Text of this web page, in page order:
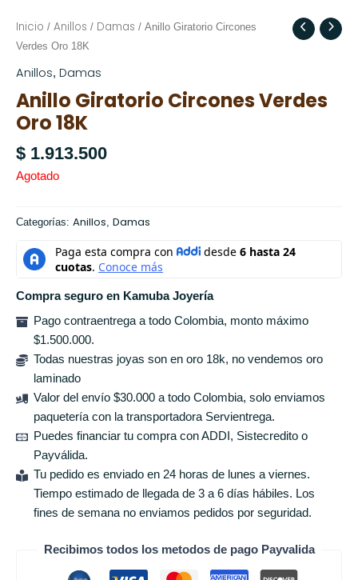
Inicio / Anillos / Damas / Anillo Giratorio Circones
Verdes Oro 18K
Anillos, Damas
Anillo Giratorio Circones Verdes
Oro 18K
$ 1.913.500
Agotado
Categorías: Anillos Damas
Compra seguro en Kamuba Joyería
Pago contraentrega a todo Colombia, monto máximo
$1.500.000.
Todas nuestras joyas son en oro 18k, no vendemos oro
laminado
Valor del envío $30.000 a todo Colombia, solo enviamos
paquetería con la transportadora Servientrega.
Puedes financiar tu compra con ADDI, Sistecredito o
Payválida.
Tu pedido es enviado en 24 horas de lunes a viernes.
Tiempo estimado de llegada de 3 a 6 días hábiles. Los
fines de semana no enviamos pedidos por seguridad.
Recibimos todos los metodos de pago Payvalida